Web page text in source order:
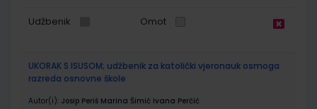
Udžbenik Omot
UKORAK S ISUSOM; udžbenik za katolički vjeronauk osmoga
razreda osnovne škole
Autor(i): Josip Periš Marina Šimić Ivana Perčić